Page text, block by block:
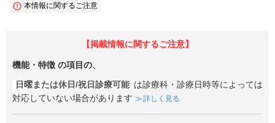
本情報に関するご注意
【掲載情報に関するご注意】
機能・特徴 の項目の、
日曜または休日/祝日診療可能 は診療科・診療日時等によっては
対応していない場合があります
詳しく見る